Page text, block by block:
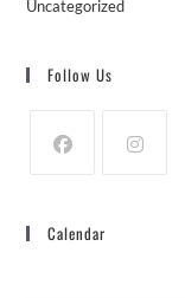
Uncategorized
Follow Us
Calendar